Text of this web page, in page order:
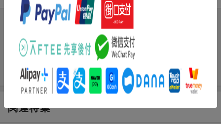
まだレビューがありません。
関連特集